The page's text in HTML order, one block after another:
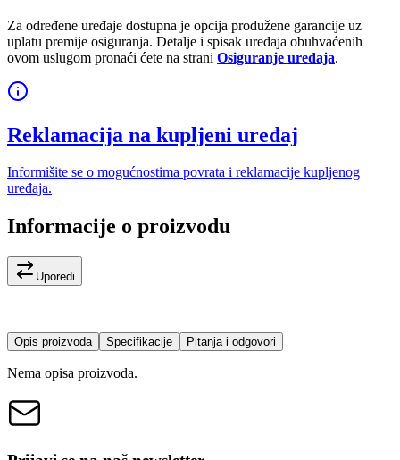
Za određene uređaje dostupna je opcija produžene garancije uz
uplatu premije osiguranja. Detalje i spisak uređaja obuhvaćenih
ovom uslugom pronaći ćete na strani Osiguranje uređaja.
Reklamacija na kupljeni uređaj
Informišite se o mogućnostima povrata i reklamacije kupljenog
uređaja.
Informacije o proizvodu
Uporedi
Opis proizvoda Specifikacije Pitanja i odgovori
Nema opisa proizvoda.